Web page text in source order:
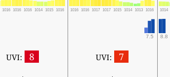
1016 1016 1016 1014 1015 1016 1016 1016 1017 1017 1015 1014 1013 1016 1014
7.5 8.8
UVI: 8 UVI: 7